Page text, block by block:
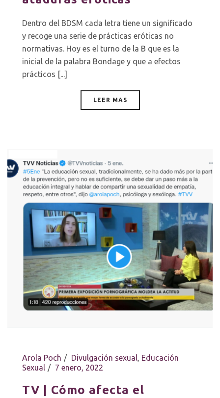
Dentro del BDSM cada letra tiene un significado
y recoge una serie de prácticas eróticas no
normativas. Hoy es el turno de la B que es la
inicial de la palabra Bondage y que a efectos
prácticos [...]
LEER MAS
Arola Poch Divulgación sexual, Educación
Sexual
7 enero, 2022
TV | Cómo afecta el